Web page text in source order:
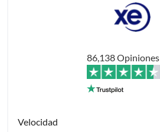
86,138 Opiniones